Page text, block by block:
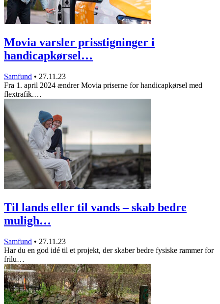
Movia varsler prisstigninger i
handicapkørsel…
Samfund • 27.11.23
Fra 1. april 2024 ændrer Movia priserne for handicapkørsel med
flextrafik.…
Til lands eller til vands – skab bedre
muligh…
Samfund • 27.11.23
Har du en god idé til et projekt, der skaber bedre fysiske rammer for
frilu…